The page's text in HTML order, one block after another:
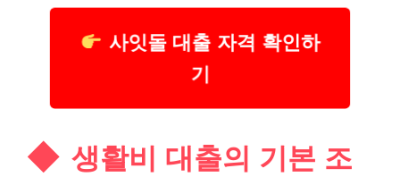
사잇돌 대출 자격 확인하
기
생활비 대출의 기본 조